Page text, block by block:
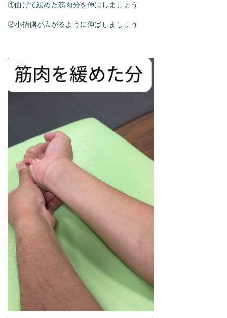
①曲げて緩めた筋肉分を伸ばしましょう
②小指側が広がるように伸ばしましょう